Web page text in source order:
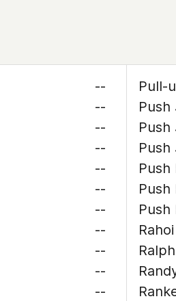
--
--
--
--
--
--
--
--
--
--
--
Pull-
Push
Push
Push
Push
Push
Push
Rahoi
Ralph